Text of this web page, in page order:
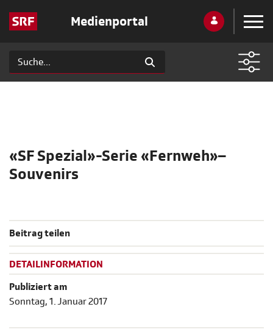
Medienportal
«SF Spezial»-Serie «Fernweh»–
Souvenirs
Beitrag teilen
DETAILINFORMATION
Publiziert am
Sonntag, 1. Januar 2017